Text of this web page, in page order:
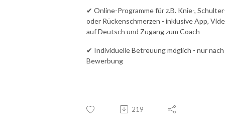
✔ Online-Programme für z.B. Knie-,
oder Rückenschmerzen - inklusive App,
auf Deutsch und Zugang zum Coach
✔ Individuelle Betreuung möglich - nur nach
Bewerbung
219